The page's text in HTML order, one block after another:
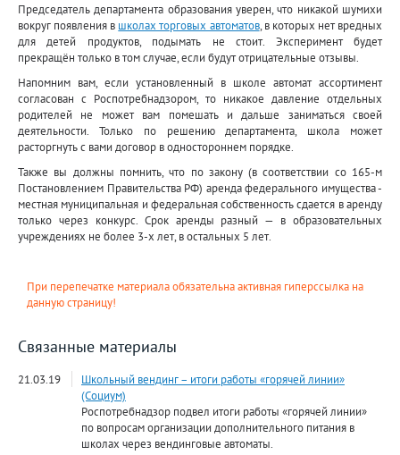
Председатель департамента образования уверен, что никакой шумихи
вокруг появления в школах торговых автоматов, в которых нет вредных
для детей продуктов, подымать не стоит. Эксперимент будет
прекращён только в том случае, если будут отрицательные отзывы.
Напомним вам, если установленный в школе автомат ассортимент
согласован с Роспотребнадзором, то никакое давление отдельных
родителей не может вам помешать и дальше заниматься своей
деятельности. Только по решению департамента, школа может
расторгнуть с вами договор в одностороннем порядке.
Также вы должны помнить, что по закону (в соответствии со 165-м
Постановлением Правительства РФ) аренда федерального имущества -
местная муниципальная и федеральная собственность сдается в аренду
только через конкурс. Срок аренды разный — в образовательных
учреждениях не более 3-х лет, в остальных 5 лет.
При перепечатке материала обязательна активная гиперссылка на
данную страницу!
Связанные материалы
21.03.19
Школьный вендинг – итоги работы «горячей линии»
(Социум)
Роспотребнадзор подвел итоги работы «горячей линии»
по вопросам организации дополнительного питания в
школах через вендинговые автоматы.